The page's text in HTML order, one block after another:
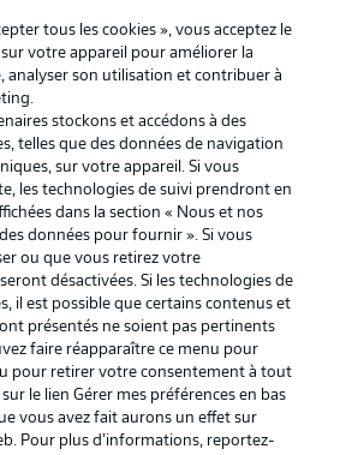
as it's meant to be
BUNDESLIGA APP
tous les cookies », vous acceptez le
votre appareil pour améliorer la
analyser son utilisation et contribuer à
stockons et accédons à des
telles que des données de navigation
sur votre appareil. Si vous
les technologies de suivi prendront en
dans la section « Nous et nos
données pour fournir ». Si vous
ou que vous retirez votre
désactivées. Si les technologies de
il est possible que certains contenus et
présentés ne soient pas pertinents
faire réapparaître ce menu pour
pour retirer votre consentement à tout
le lien Gérer mes préférences en bas
vous avez fait aurons un effet sur
Pour plus d’informations, reportez-